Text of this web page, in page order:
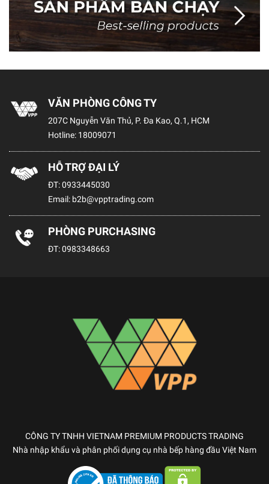
VĂN PHÒNG CÔNG TY
207C Nguyễn Văn Thủ, P. Đa Kao, Q.1, HCM
Hotline: 18009071
HỖ TRỢ ĐẠI LÝ
ĐT:0933445030
Email: b2b@vpptrading.com
PHÒNG PURCHASING
ĐT:0983348663
CÔNG TY TNHH VIETNAM PREMIUM PRODUCTS TRADING
Nhà nhập khẩu và phân phối dụng cụ nhà bếp hàng đầu Việt Nam